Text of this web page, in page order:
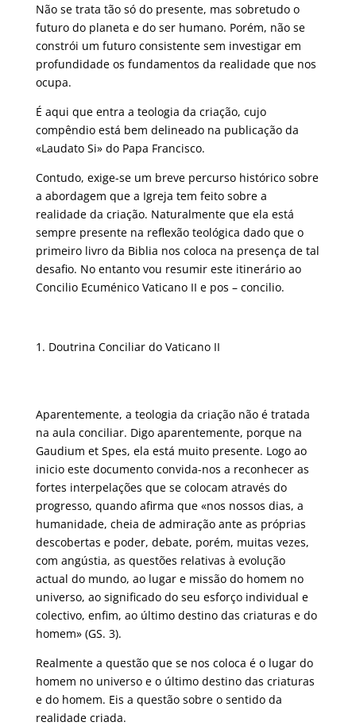
Não se trata tão só do presente, mas sobretudo o
futuro do planeta e do ser humano. Porém, não se
constrói um futuro consistente sem investigar em
profundidade os fundamentos da realidade que nos
ocupa.
É aqui que entra a teologia da criação, cujo
compêndio está bem delineado na publicação da
«Laudato Si» do Papa Francisco.
Contudo, exige-se um breve percurso histórico sobre
a abordagem que a Igreja tem feito sobre a
realidade da criação. Naturalmente que ela está
sempre presente na reflexão teológica dado que o
primeiro livro da Biblia nos coloca na presença de tal
desafio. No entanto vou resumir este itinerário ao
Concilio Ecuménico Vaticano II e pos – concilio.
Doutrina Conciliar do Vaticano II
Aparentemente, a teologia da criação não é tratada
na aula conciliar. Digo aparentemente, porque na
Gaudium et Spes, ela está muito presente. Logo ao
inicio este documento convida-nos a reconhecer as
fortes interpelações que se colocam através do
progresso, quando afirma que «nos nossos dias, a
humanidade, cheia de admiração ante as próprias
descobertas e poder, debate, porém, muitas vezes,
com angústia, as questões relativas à evolução
actual do mundo, ao lugar e missão do homem no
universo, ao significado do seu esforço individual e
colectivo, enfim, ao último destino das criaturas e do
homem» (GS. 3).
Realmente a questão que se nos coloca é o lugar do
homem no universo e o último destino das criaturas
e do homem. Eis a questão sobre o sentido da
realidade criada.